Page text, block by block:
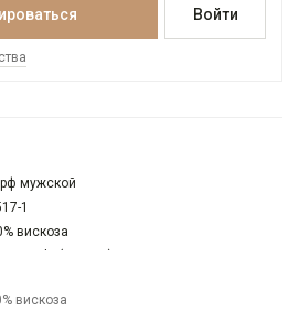
Войти
мужской
1
вискоза
вискоза